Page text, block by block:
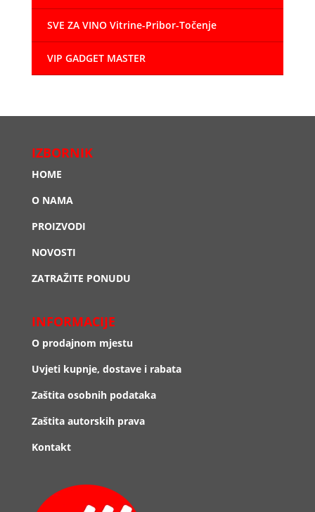
SVE ZA VINO Vitrine-Pribor-Točenje
VIP GADGET MASTER
IZBORNIK
HOME
O NAMA
PROIZVODI
NOVOSTI
ZATRAŽITE PONUDU
INFORMACIJE
O prodajnom mjestu
Uvjeti kupnje, dostave i rabata
Zaštita osobnih podataka
Zaštita autorskih prava
Kontakt